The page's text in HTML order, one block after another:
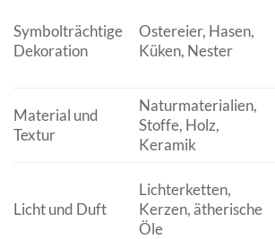
Symbolträchtige
Dekoration
Ostereier, Hasen,
Küken, Nester
Material und
Textur
Naturmaterialien,
Stoffe, Holz,
Keramik
Licht und Duft
Lichterketten,
Kerzen, ätherische
Öle